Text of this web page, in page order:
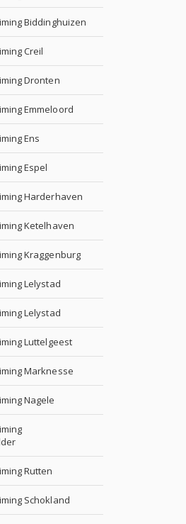
Biddinghuizen
Creil
Dronten
Emmeloord
Ens
Espel
Harderhaven
Ketelhaven
Kraggenburg
Lelystad
Lelystad
Luttelgeest
Marknesse
Nagele
Rutten
Schokland